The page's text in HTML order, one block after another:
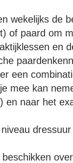
wekelijks de
of paard om
en
een
mee kan
en naar het